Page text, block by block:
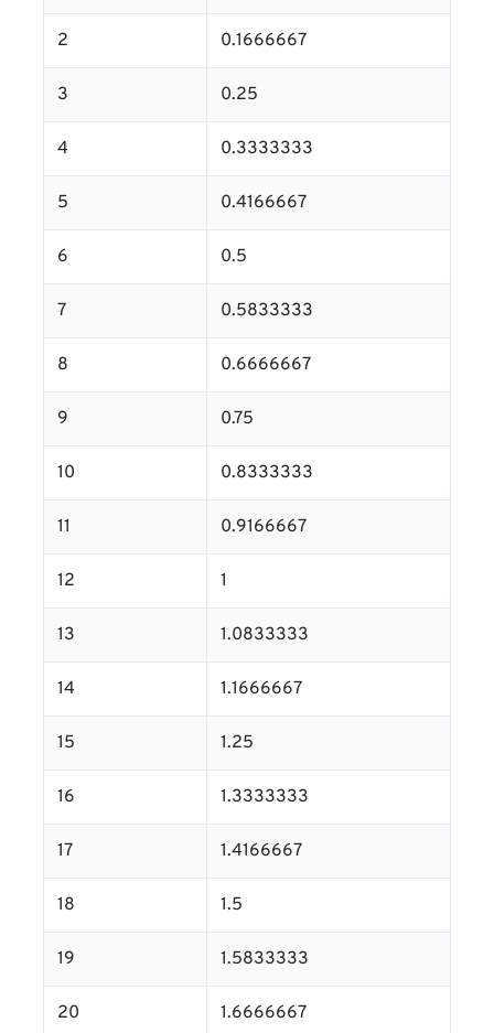
2 0.1666667
3 0.25
4 0.3333333
5 0.4166667
6 0.5
7 0.5833333
8 0.6666667
9 0.75
10 0.8333333
11 0.9166667
12 1
13 1.0833333
14 1.1666667
15 1.25
16 1.3333333
17 1.4166667
18 1.5
19 1.5833333
20 1.6666667